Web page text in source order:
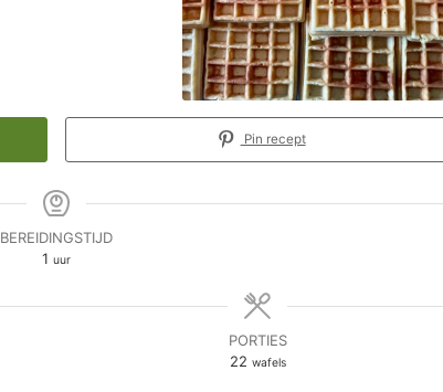
Pin recept
BEREIDINGSTIJD
1 uur
uur
PORTIES
22 wafels